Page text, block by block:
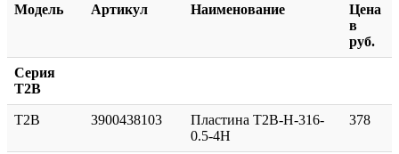
Модель Артикул Наименование
Цена
в
руб.
Серия
T2B
T2B 3900438103
Пластина T2B-H-316-
0.5-4H
378